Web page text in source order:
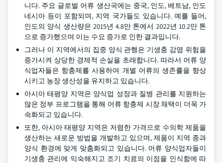
니다. 주요 글로벌 어류 생산국에는 중국, 인도, 베트남, 인도
네시아 등이 포함되며, 지역 국가들도 있습니다. 예를 들어,
인도의 양식 생산량은 2015년 4.8만 톤에서 2022년 10.2만 톤
으로 증가했으며 이는 수요 증가로 인한 결과입니다.
그러나 이 지역에서의 집중 양식 관행은 기생충 감염 위험을
증가시켜 상당한 경제적 손실을 초래합니다. 따라서 어류 양
식업자들은 항충제를 사용하여 개별 어류의 생존률을 향상
시키고 농장 생산성을 유지하고 있습니다.
아시아 태평양 지역은 양식업 성장과 질병 관리를 지원하는
많은 정부 프로그램을 통해 어류 항충제 시장 채택이 더욱 가
속화되고 있습니다.
또한, 아시아 태평양 지역은 저렴한 가격으로 수의학 제품을
생산하는 새로운 방법을 개발하고 있으며, 제품이 지역 종과
양식 환경에 맞게 맞춤화되고 있습니다. 어류 양식업자들이
기생충 관리에 익숙해지고 조기 치료의 이점을 인식함에 따